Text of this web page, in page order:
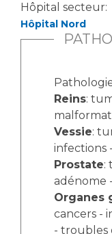
Sécurité
Les
Lieu de
Hôpital secteur:
Hôpital Nord
Reins:
Vessie:
infections
Prostate:
adénome
Organes
cancers -
- troubles